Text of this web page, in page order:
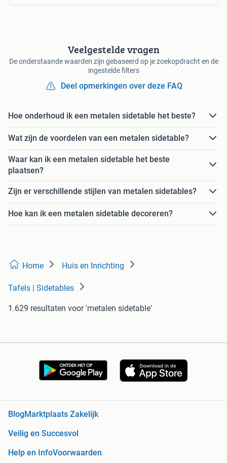
Veelgestelde vragen
De onderstaande waarden zijn gebaseerd op je zoekopdracht en de
ingestelde filters
Deel opmerkingen over deze FAQ
Hoe onderhoud ik een metalen sidetable het beste?
Wat zijn de voordelen van een metalen sidetable?
Waar kan ik een metalen sidetable het beste
plaatsen?
Zijn er verschillende stijlen van metalen sidetables?
Hoe kan ik een metalen sidetable decoreren?
Home Huis en Inrichting
Tafels | Sidetables
1.629 resultaten voor 'metalen sidetable'
BlogMarktplaats Zakelijk
Veilig en Succesvol
Help en InfoVoorwaarden